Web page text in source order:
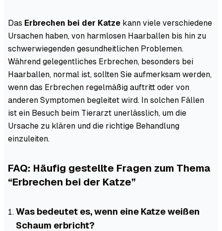
Das Erbrechen bei der Katze kann viele verschiedene
Ursachen haben, von harmlosen Haarballen bis hin zu
schwerwiegenden gesundheitlichen Problemen.
Während gelegentliches Erbrechen, besonders bei
Haarballen, normal ist, sollten Sie aufmerksam werden,
wenn das Erbrechen regelmäßig auftritt oder von
anderen Symptomen begleitet wird. In solchen Fällen
ist ein Besuch beim Tierarzt unerlässlich, um die
Ursache zu klären und die richtige Behandlung
einzuleiten.
FAQ: Häufig gestellte Fragen zum Thema
“Erbrechen bei der Katze”
Was bedeutet es, wenn eine Katze weißen
Schaum erbricht?